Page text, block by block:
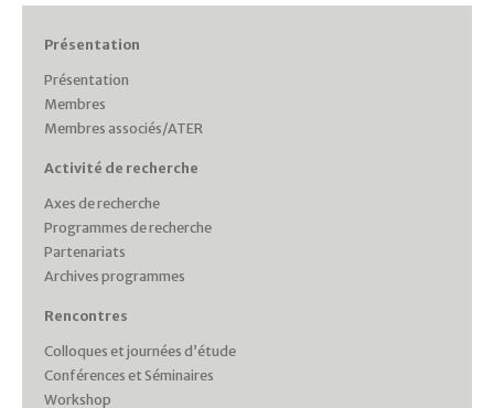
Présentation
Présentation
Membres
Membres associés/ATER
Activité de recherche
Axes de recherche
Programmes de recherche
Partenariats
Archives programmes
Rencontres
Colloques et journées d’étude
Conférences et Séminaires
Workshop